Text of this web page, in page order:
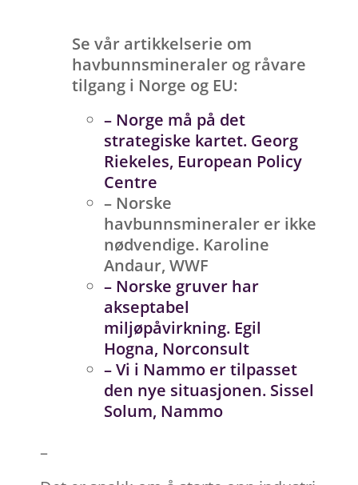
Se vår artikkelserie om
havbunnsmineraler og råvare
tilgang i Norge og EU:
– Norge må på det
strategiske kartet. Georg
Riekeles, European Policy
Centre
– Norske
havbunnsmineraler er ikke
nødvendige. Karoline
Andaur, WWF
– Norske gruver har
akseptabel
miljøpåvirkning. Egil
Hogna, Norconsult
– Vi i Nammo er tilpasset
den nye situasjonen. Sissel
Solum, Nammo
–